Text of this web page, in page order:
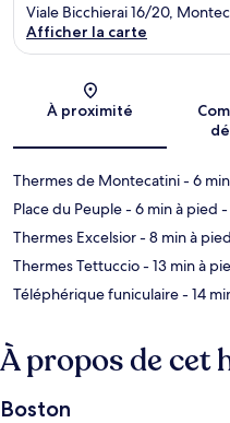
Viale Bicchierai 16/20,
Afficher la carte
À proximité
Thermes de Montecatini- 6
Place du Peuple- 6 min à pied -
Thermes Excelsior- 8 min à pied
Thermes Tettuccio- 13 min à
Téléphérique funiculaire- 14
À propos de cet
Boston